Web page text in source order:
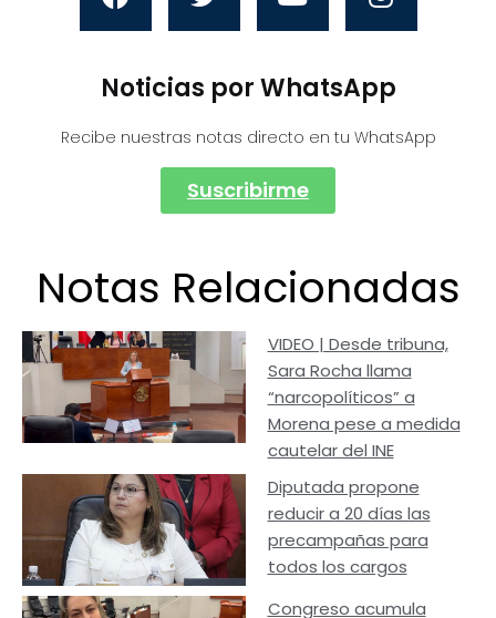
Noticias por WhatsApp
Recibe nuestras notas directo en tu WhatsApp
Suscribirme
Notas Relacionadas
VIDEO | Desde tribuna,
Sara Rocha llama
“narcopolíticos” a
Morena pese a medida
cautelar del INE
Diputada propone
reducir a 20 días las
precampañas para
todos los cargos
Congreso acumula